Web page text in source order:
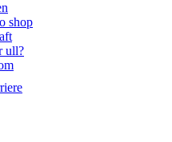
shop
ull?